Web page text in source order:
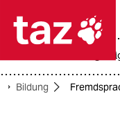

Bildung